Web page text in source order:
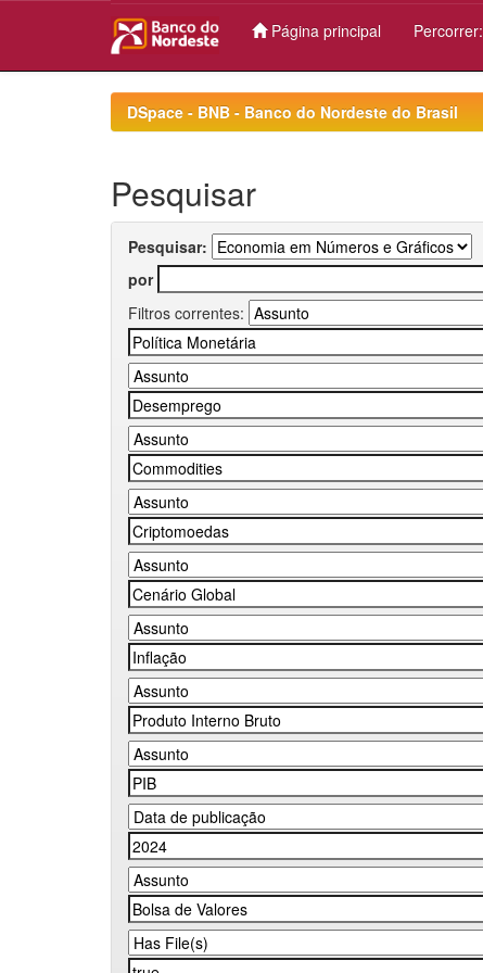
Página principal Percorrer:
DSpace - BNB - Banco do Nordeste do Brasil
Pesquisar
Pesquisar:
por
Filtros correntes: